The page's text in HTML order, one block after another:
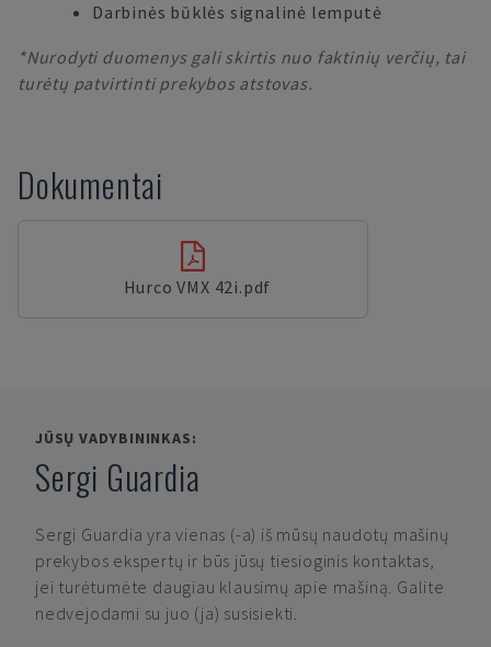
Darbinės būklės signalinė lemputė
*Nurodyti duomenys gali skirtis nuo faktinių verčių, tai
turėtų patvirtinti prekybos atstovas.
Dokumentai
Hurco VMX 42i.pdf
JŪSŲ VADYBININKAS:
Sergi Guardia
Sergi Guardia yra vienas (-a) iš mūsų naudotų mašinų
prekybos ekspertų ir būs jūsų tiesioginis kontaktas,
jei turėtumėte daugiau klausimų apie mašiną. Galite
nedvejodami su juo (ja) susisiekti.